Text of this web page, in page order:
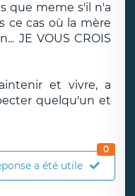
que meme s'il n'a
ce cas où la mère
JE VOUS CROIS
et vivre, a
quelqu'un et
a été utile
0